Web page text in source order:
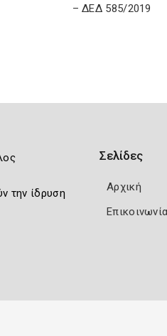
– ΔΕΔ 585/2019
την ίδρυση
Σελίδες
Αρχική
Επικοινωνία